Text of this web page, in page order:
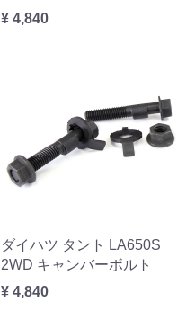
¥ 4,840
ダイハツ タント LA650S
2WD キャンバーボルト
¥ 4,840